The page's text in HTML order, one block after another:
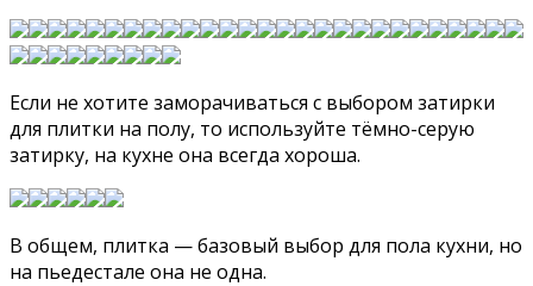
Если не хотите заморачиваться с выбором затирки
для плитки на полу, то используйте тёмно-серую
затирку, на кухне она всегда хороша.
В общем, плитка — базовый выбор для пола кухни, но
на пьедестале она не одна.